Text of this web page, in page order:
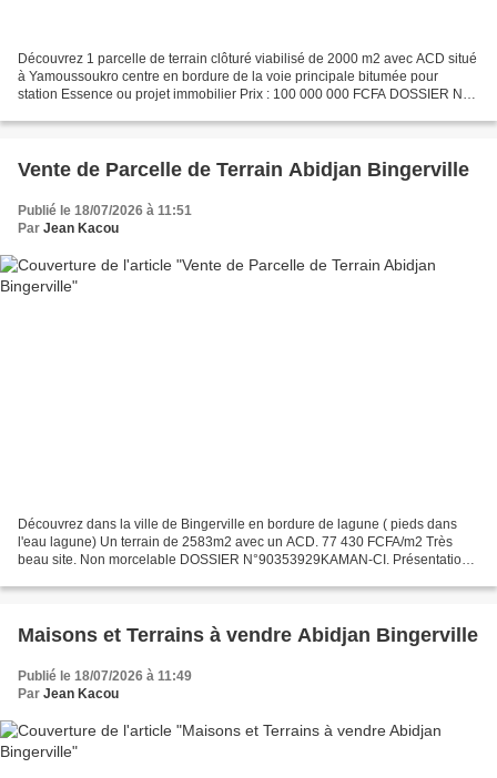
Découvrez 1 parcelle de terrain clôturé viabilisé de 2000 m2 avec ACD situé
à Yamoussoukro centre en bordure de la voie principale bitumée pour
station Essence ou projet immobilier Prix : 100 000 000 FCFA DOSSIER N°
Vente de Parcelle de Terrain Abidjan Bingerville
Publié le 18/07/2026 à 11:51
Par Jean Kacou
Découvrez dans la ville de Bingerville en bordure de lagune ( pieds dans
l'eau lagune) Un terrain de 2583m2 avec un ACD. 77 430 FCFA/m2 Très
beau site. Non morcelable DOSSIER N°90353929KAMAN-CI. Présentation
Maisons et Terrains à vendre Abidjan Bingerville
Publié le 18/07/2026 à 11:49
Par Jean Kacou